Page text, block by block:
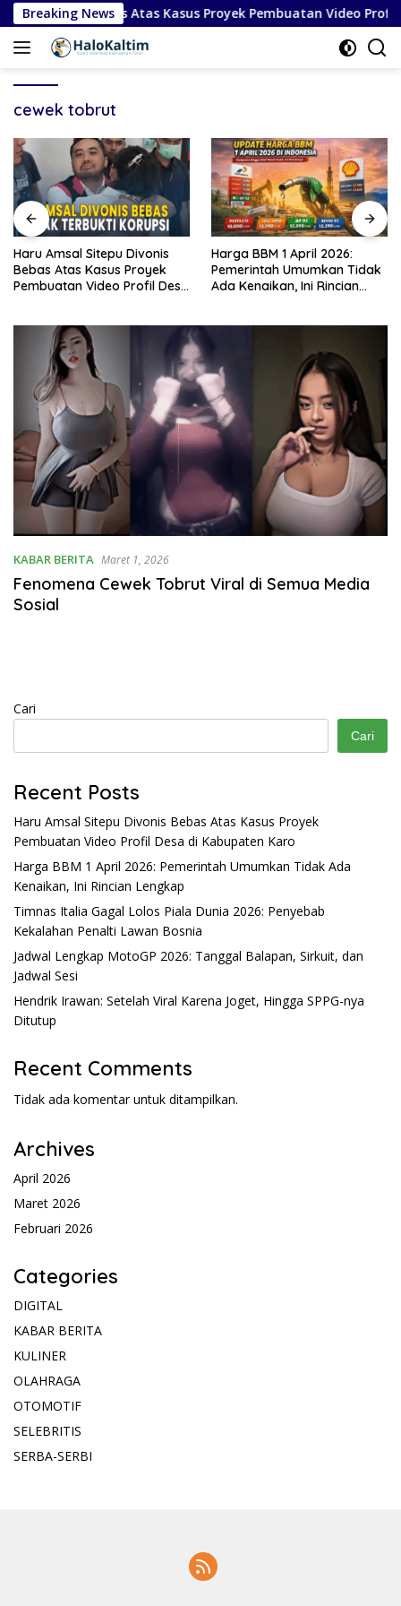
Langsung
ke
konten
Breaking News
Divonis Bebas Atas Kasus Proyek Pembuatan Video Profil
cewek tobrut
Sitepu Divonis
Kasus Proyek
Video Profil Desa
Harga BBM 1 April 2026:
Pemerintah Umumkan Tidak
Ada Kenaikan, Ini Rincian
Timnas
Piala
KABAR BERITA Maret 1, 2026
Fenomena Cewek Tobrut Viral di Semua Media
Sosial
Cari
Cari
Recent Posts
Haru Amsal Sitepu Divonis Bebas Atas Kasus Proyek
Pembuatan Video Profil Desa di Kabupaten Karo
Harga BBM 1 April 2026: Pemerintah Umumkan Tidak Ada
Kenaikan, Ini Rincian Lengkap
Timnas Italia Gagal Lolos Piala Dunia 2026: Penyebab
Kekalahan Penalti Lawan Bosnia
Jadwal Lengkap MotoGP 2026: Tanggal Balapan, Sirkuit, dan
Jadwal Sesi
Hendrik Irawan: Setelah Viral Karena Joget, Hingga SPPG-nya
Ditutup
Recent Comments
Tidak ada komentar untuk ditampilkan.
Archives
April 2026
Maret 2026
Februari 2026
Categories
DIGITAL
KABAR BERITA
KULINER
OLAHRAGA
OTOMOTIF
SELEBRITIS
SERBA-SERBI